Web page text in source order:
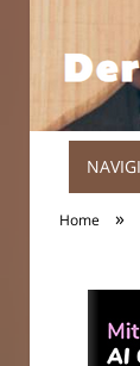
Home »